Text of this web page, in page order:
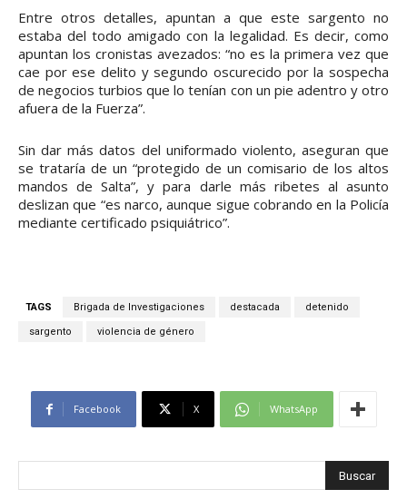
Entre otros detalles, apuntan a que este sargento no
estaba del todo amigado con la legalidad. Es decir, como
apuntan los cronistas avezados: “no es la primera vez que
cae por ese delito y segundo oscurecido por la sospecha
de negocios turbios que lo tenían con un pie adentro y otro
afuera de la Fuerza”.
Sin dar más datos del uniformado violento, aseguran que
se trataría de un “protegido de un comisario de los altos
mandos de Salta”, y para darle más ribetes al asunto
deslizan que “es narco, aunque sigue cobrando en la Policía
mediante certificado psiquiátrico”.
TAGS Brigada de Investigaciones destacada detenido
sargento violencia de género
Facebook X WhatsApp